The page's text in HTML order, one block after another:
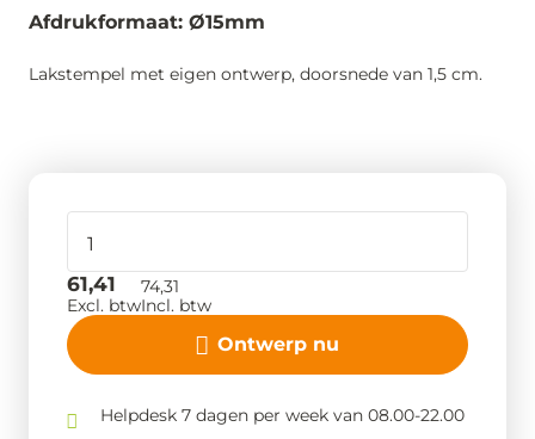
Afdrukformaat: Ø15mm
Lakstempel met eigen ontwerp, doorsnede van 1,5 cm.
Ontwerp nu
61,41
Excl. btw
74,31
Incl. btw
Helpdesk 7 dagen per week van 08.00-22.00